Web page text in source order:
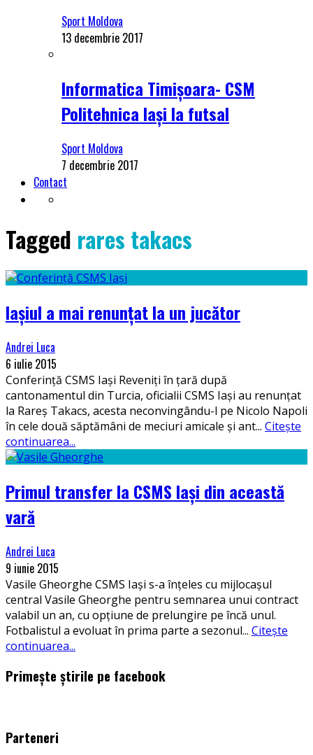
Sport Moldova
13 decembrie 2017
Informatica Timișoara- CSM
Politehnica Iași la futsal
Sport Moldova
7 decembrie 2017
Contact
Tagged rares takacs
Iașiul a mai renunțat la un jucător
Andrei Luca
6 iulie 2015
Conferință CSMS Iași Reveniți în țară după
cantonamentul din Turcia, oficialii CSMS Iași au renunțat
la Rareș Takacs, acesta neconvingându-l pe Nicolo Napoli
în cele două săptămâni de meciuri amicale și ant... Citește
continuarea...
Primul transfer la CSMS Iași din această
vară
Andrei Luca
9 iunie 2015
Vasile Gheorghe CSMS Iași s-a înțeles cu mijlocașul
central Vasile Gheorghe pentru semnarea unui contract
valabil un an, cu opțiune de prelungire pe încă unul.
Fotbalistul a evoluat în prima parte a sezonul... Citește
continuarea...
Primește știrile pe facebook
Parteneri